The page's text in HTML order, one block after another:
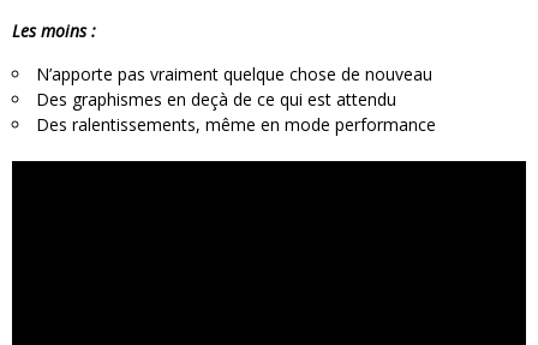
Les moins :
N’apporte pas vraiment quelque chose de nouveau
Des graphismes en deçà de ce qui est attendu
Des ralentissements, même en mode performance